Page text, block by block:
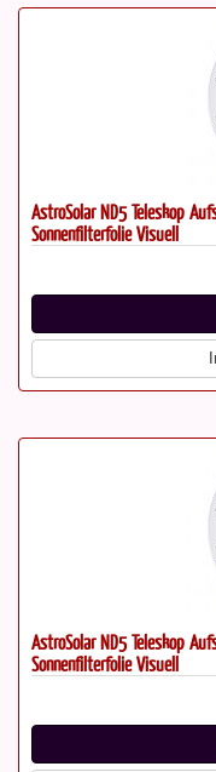
AstroSolar ND5 Teleskop
Sonnenfilterfolie Visuell
AstroSolar ND5 Teleskop
Sonnenfilterfolie Visuell